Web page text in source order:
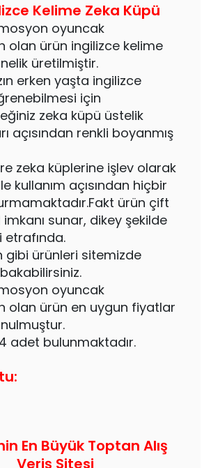
Kelime Zeka Küpü
oyuncak
olan ürün ingilizce kelime
üretilmiştir.
erken yaşta ingilizce
için
zeka küpü üstelik
açısından renkli boyanmış
zeka küplerine işlev olarak
kullanım açısından hiçbir
ürün çift
sunar, dikey şekilde
etrafında.
gibi ürünleri sitemizde
oyuncak
olan ürün en uygun fiyatlar
adet bulunmaktadır.
En Büyük Toptan Alış
Veriş Sitesi